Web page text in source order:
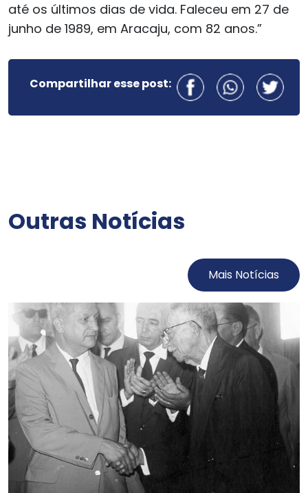
até os últimos dias de vida. Faleceu em 27 de
junho de 1989, em Aracaju, com 82 anos.”
Compartilhar esse post:
Outras Notícias
Mais Notícias